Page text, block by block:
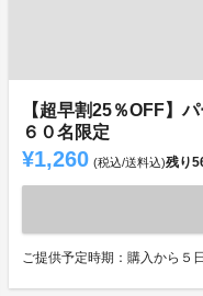
【超早割25％OFF】
６０名限定
¥1,260 (税込/送料込)残り
ご提供予定時期：購入から５